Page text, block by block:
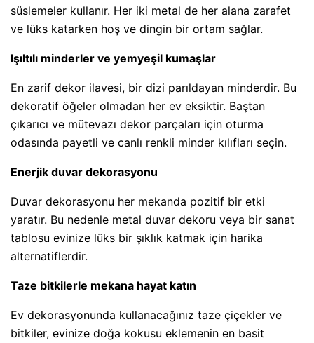
süslemeler kullanır. Her iki metal de her alana zarafet
ve lüks katarken hoş ve dingin bir ortam sağlar.
Işıltılı minderler ve yemyeşil kumaşlar
En zarif dekor ilavesi, bir dizi parıldayan minderdir. Bu
dekoratif öğeler olmadan her ev eksiktir. Baştan
çıkarıcı ve mütevazı dekor parçaları için oturma
odasında payetli ve canlı renkli minder kılıfları seçin.
Enerjik duvar dekorasyonu
Duvar dekorasyonu her mekanda pozitif bir etki
yaratır. Bu nedenle metal duvar dekoru veya bir sanat
tablosu evinize lüks bir şıklık katmak için harika
alternatiflerdir.
Taze bitkilerle mekana hayat katın
Ev dekorasyonunda kullanacağınız taze çiçekler ve
bitkiler, evinize doğa kokusu eklemenin en basit